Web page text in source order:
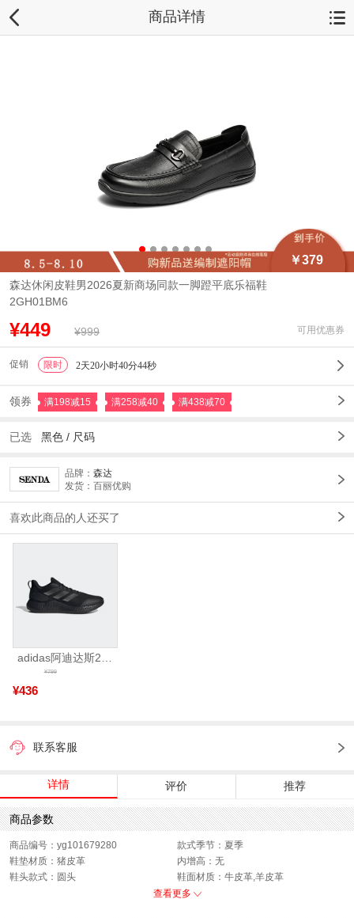
商品详情
￥379
森达休闲皮鞋男2026夏新商场同款一脚蹬平底乐福鞋
2GH01BM6
¥449 ¥999 可用优惠券
促销 限时 2天20小时40分44秒
领券 满198减15 满258减40 满438减70
已选 黑色 / 尺码
品牌： 森达
发货：百丽优购
喜欢此商品的人还买了
adidas阿迪达斯2025中性edge gamedaySPW FTW-跑步GW2499
¥436
¥799
联系客服
详情 评价 推荐
商品参数
商品编号：yg101679280
款式季节：夏季
鞋垫材质：猪皮革
内增高：无
鞋头款式：圆头
鞋面材质：牛皮革,羊皮革
制鞋工艺：胶贴皮鞋
查看更多